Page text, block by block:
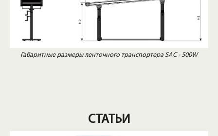
Габаритные размеры ленточного транспортера SAC - 500W
СТАТЬИ